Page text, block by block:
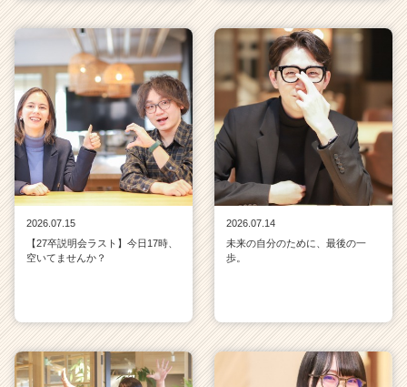
2026.07.15
【27卒説明会ラスト】今日17時、
空いてませんか？
2026.07.14
未来の自分のために、最後の一
歩。